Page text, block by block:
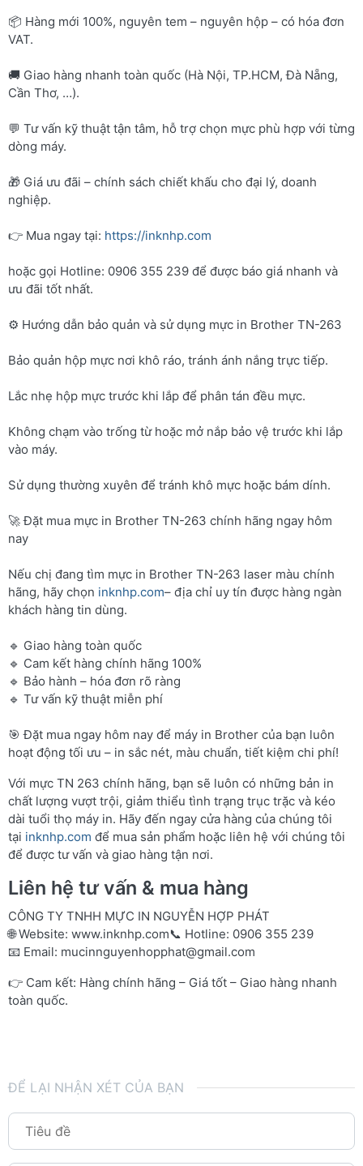
📦 Hàng mới 100%, nguyên tem – nguyên hộp – có hóa đơn
VAT.
🚚 Giao hàng nhanh toàn quốc (Hà Nội, TP.HCM, Đà Nẵng,
Cần Thơ, …).
💬 Tư vấn kỹ thuật tận tâm, hỗ trợ chọn mực phù hợp với từng
dòng máy.
🎁 Giá ưu đãi – chính sách chiết khấu cho đại lý, doanh
nghiệp.
👉 Mua ngay tại: https://inknhp.com
hoặc gọi Hotline: 0906 355 239 để được báo giá nhanh và
ưu đãi tốt nhất.
⚙️ Hướng dẫn bảo quản và sử dụng mực in Brother TN-263
Bảo quản hộp mực nơi khô ráo, tránh ánh nắng trực tiếp.
Lắc nhẹ hộp mực trước khi lắp để phân tán đều mực.
Không chạm vào trống từ hoặc mở nắp bảo vệ trước khi lắp
vào máy.
Sử dụng thường xuyên để tránh khô mực hoặc bám dính.
🚀 Đặt mua mực in Brother TN-263 chính hãng ngay hôm
nay
Nếu chị đang tìm mực in Brother TN-263 laser màu chính
hãng, hãy chọn inknhp.com– địa chỉ uy tín được hàng ngàn
khách hàng tin dùng.
🔹 Giao hàng toàn quốc
🔹 Cam kết hàng chính hãng 100%
🔹 Bảo hành – hóa đơn rõ ràng
🔹 Tư vấn kỹ thuật miễn phí
🎯 Đặt mua ngay hôm nay để máy in Brother của bạn luôn
hoạt động tối ưu – in sắc nét, màu chuẩn, tiết kiệm chi phí!
Với mực TN 263 chính hãng, bạn sẽ luôn có những bản in
chất lượng vượt trội, giảm thiểu tình trạng trục trặc và kéo
dài tuổi thọ máy in. Hãy đến ngay cửa hàng của chúng tôi
tại inknhp.com để mua sản phẩm hoặc liên hệ với chúng tôi
để được tư vấn và giao hàng tận nơi.
Liên hệ tư vấn & mua hàng
CÔNG TY TNHH MỰC IN NGUYỄN HỢP PHÁT
🌐 Website: www.inknhp.com📞 Hotline: 0906 355 239
📧 Email: mucinnguyenhopphat@gmail.com
👉 Cam kết: Hàng chính hãng – Giá tốt – Giao hàng nhanh
toàn quốc.
ĐỂ LẠI NHẬN XÉT CỦA BẠN